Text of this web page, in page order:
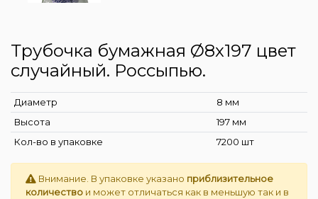
Трубочка бумажная Ø8x197 цвет
случайный. Россыпью.
Диаметр
8 мм
Высота
197 мм
Кол-во в упаковке
7200 шт
Внимание. В упаковке указано приблизительное
количество и может отличаться как в меньшую так и в